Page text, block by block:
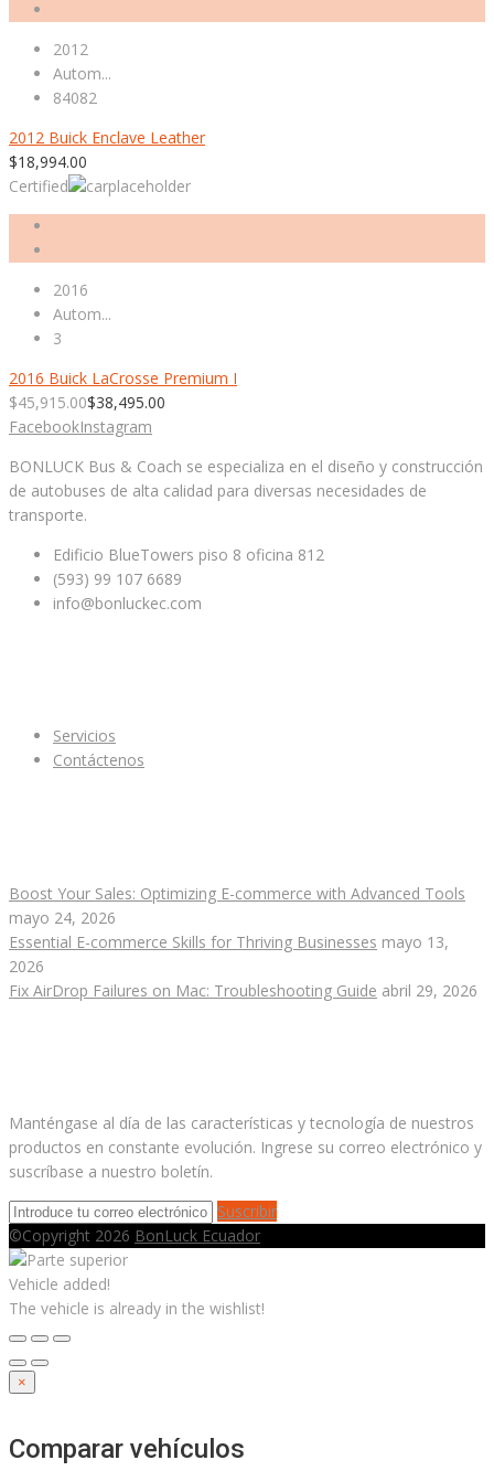
2012
Autom...
84082
2012 Buick Enclave Leather
$18,994.00
Certified
2016
Autom...
3
2016 Buick LaCrosse Premium I
$45,915.00$38,495.00
FacebookInstagram
BONLUCK Bus & Coach se especializa en el diseño y construcción
de autobuses de alta calidad para diversas necesidades de
transporte.
Edificio BlueTowers piso 8 oficina 812
(593) 99 107 6689
info@bonluckec.com
Servicios
Contáctenos
Boost Your Sales: Optimizing E-commerce with Advanced Tools
mayo 24, 2026
Essential E-commerce Skills for Thriving Businesses mayo 13,
2026
Fix AirDrop Failures on Mac: Troubleshooting Guide abril 29, 2026
Manténgase al día de las características y tecnología de nuestros
productos en constante evolución. Ingrese su correo electrónico y
suscríbase a nuestro boletín.
Suscribir
©Copyright 2026 BonLuck Ecuador
Vehicle added!
The vehicle is already in the wishlist!
×
Comparar vehículos